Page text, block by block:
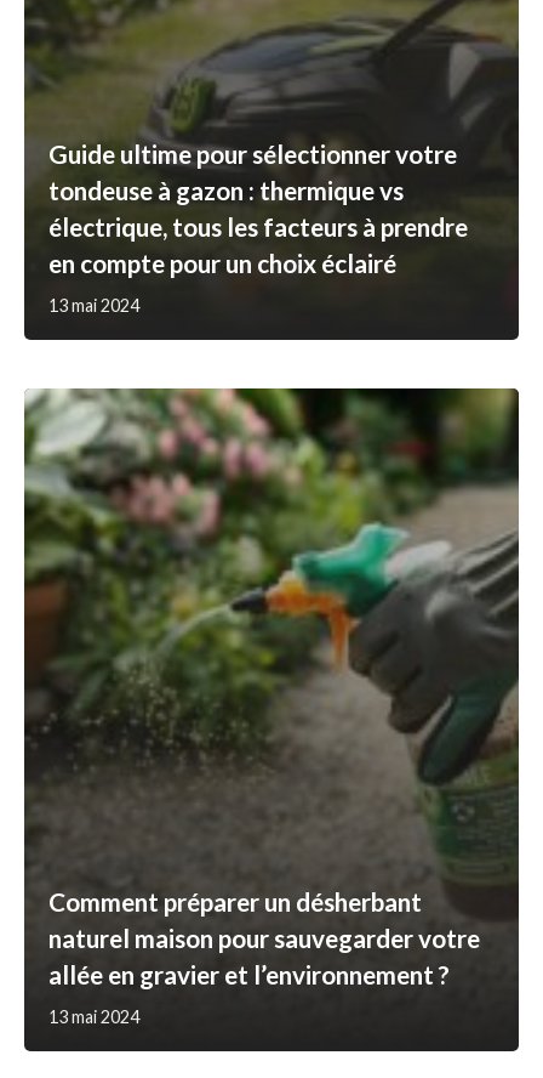
Guide ultime pour sélectionner votre
tondeuse à gazon : thermique vs
électrique, tous les facteurs à prendre
en compte pour un choix éclairé
13 mai 2024
Comment préparer un désherbant
naturel maison pour sauvegarder votre
allée en gravier et l’environnement ?
13 mai 2024